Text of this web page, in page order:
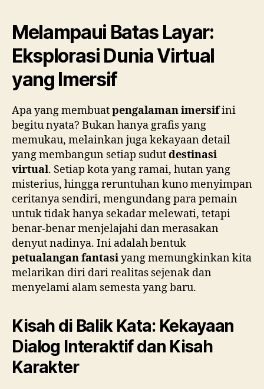
Melampaui Batas Layar:
Eksplorasi Dunia Virtual
yang Imersif
Apa yang membuatpengalaman imersifini
begitu nyata? Bukan hanya grafis yang
memukau, melainkan juga kekayaan detail
yang membangun setiap sudutdestinasi
virtual. Setiap kota yang ramai, hutan yang
misterius, hingga reruntuhan kuno menyimpan
ceritanya sendiri, mengundang para pemain
untuk tidak hanya sekadar melewati, tetapi
benar-benar menjelajahi dan merasakan
denyut nadinya. Ini adalah bentuk
petualangan fantasiyang memungkinkan kita
melarikan diri dari realitas sejenak dan
menyelami alam semesta yang baru.
Kisah di Balik Kata: Kekayaan
Dialog Interaktif dan Kisah
Karakter